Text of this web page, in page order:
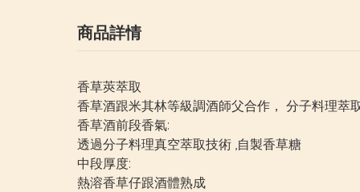
商品詳情
香草莢萃取
香草酒跟米其林等級調酒師父合作， 分子料理萃
香草酒前段香氣:
透過分子料理真空萃取技術 ,自製香草糖
中段厚度:
熱溶香草仔跟酒體熟成